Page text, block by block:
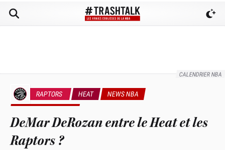
CALENDRIER NBA
RAPTORS HEAT
NEWS NBA
DeMar DeRozan entre le Heat et les
Raptors ?